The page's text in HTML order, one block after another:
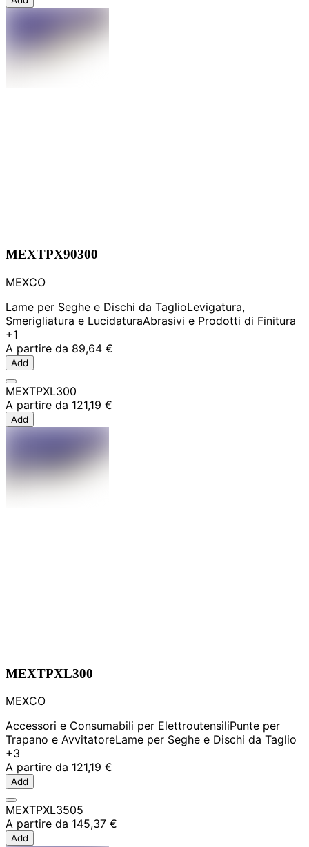
MEXTPX90300
MEXCO
Lame per Seghe e Dischi da TaglioLevigatura,
Smerigliatura e LucidaturaAbrasivi e Prodotti di Finitura
+1
A partire da 89,64 €
Add
MEXTPXL300
A partire da 121,19 €
Add
MEXTPXL300
MEXCO
Accessori e Consumabili per ElettroutensiliPunte per
Trapano e AvvitatoreLame per Seghe e Dischi da Taglio
+3
A partire da 121,19 €
Add
MEXTPXL3505
A partire da 145,37 €
Add